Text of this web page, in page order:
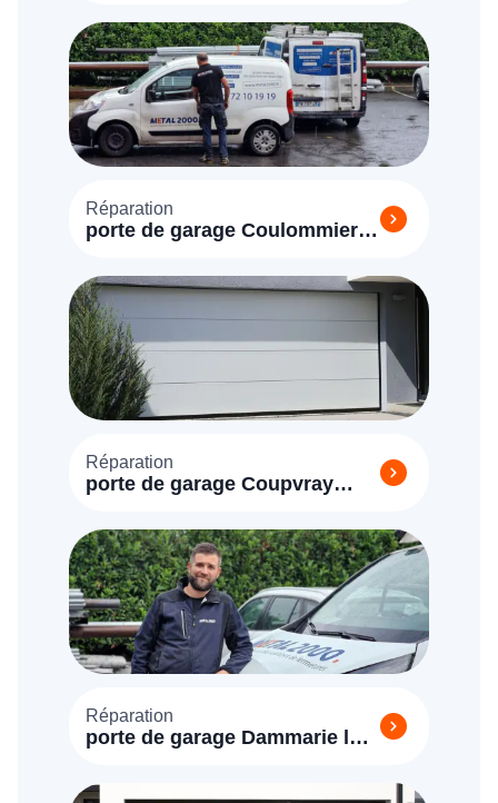
Réparation
porte de garage Coulommiers
Réparation
porte de garage Coupvray
Réparation
porte de garage Dammarie les